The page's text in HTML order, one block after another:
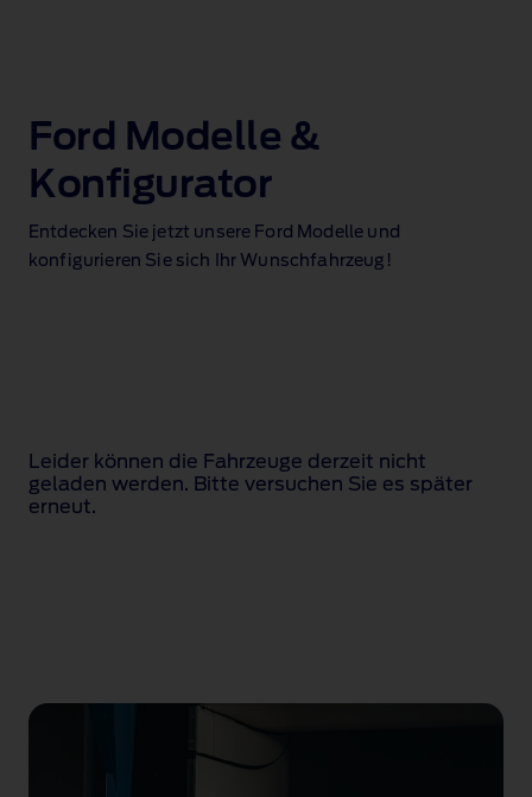
Ford Modelle &
Konfigurator
Entdecken Sie jetzt unsere Ford Modelle und
konfigurieren Sie sich Ihr Wunschfahrzeug!
Leider können die Fahrzeuge derzeit nicht
geladen werden. Bitte versuchen Sie es später
erneut.